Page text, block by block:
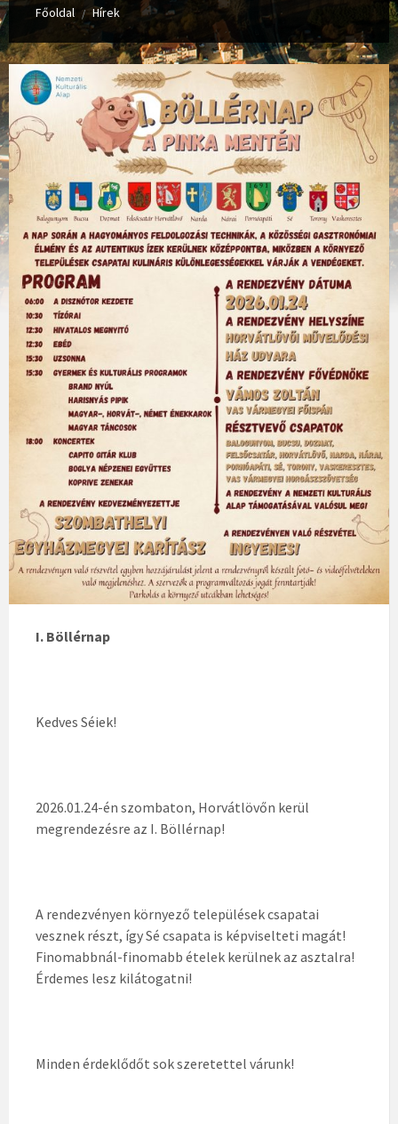
Főoldal / Hírek
I. Böllérnap
Kedves Séiek!
2026.01.24-én szombaton, Horvátlövőn kerül
megrendezésre az I. Böllérnap!
A rendezvényen környező települések csapatai
vesznek részt, így Sé csapata is képviselteti magát!
Finomabbnál-finomabb ételek kerülnek az asztalra!
Érdemes lesz kilátogatni!
Minden érdeklődőt sok szeretettel várunk!